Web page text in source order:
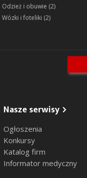
Odzież i obuwie (2)
Wózki i foteliki (2)
Nasze serwisy
Ogłoszenia
Konkursy
Katalog firm
Informator medyczny